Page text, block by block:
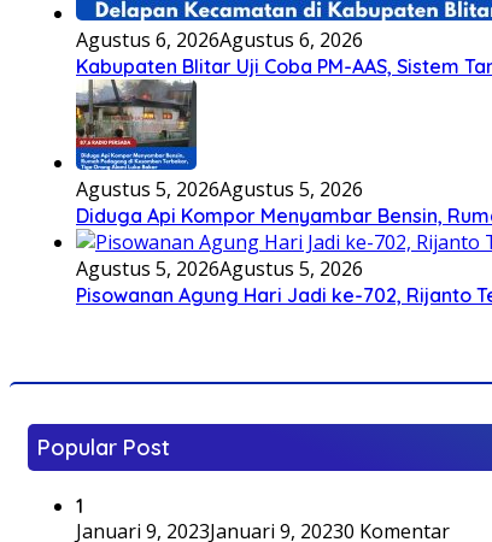
Agustus 6, 2026Agustus 6, 2026
Kabupaten Blitar Uji Coba PM-AAS, Sistem
Agustus 5, 2026Agustus 5, 2026
Diduga Api Kompor Menyambar Bensin,
Agustus 5, 2026Agustus 5, 2026
Pisowanan Agung Hari Jadi ke-702, Rijanto
Popular Post
1
Januari 9, 2023Januari 9, 20230 Komentar